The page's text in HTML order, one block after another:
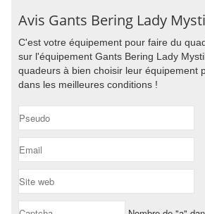
Avis Gants Bering Lady
C'est votre équipement pour faire du
sur l'équipement Gants Bering Lady
quadeurs à bien choisir leur équipement
dans les meilleures conditions !